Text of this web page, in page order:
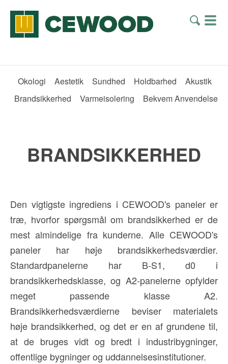
Okologi Aestetik Sundhed Holdbarhed
Akustik
Brandsikkerhed
Varmeisolering Bekvem Anvendelse
BRANDSIKKERHED
Den vigtigste ingrediens i CEWOOD's paneler er
træ, hvorfor spørgsmål om brandsikkerhed er de
mest almindelige fra kunderne. Alle CEWOOD's
paneler har høje brandsikkerhedsværdier.
Standardpanelerne har B-S1, d0 i
brandsikkerhedsklasse, og A2-panelerne opfylder
meget passende klasse A2.
Brandsikkerhedsværdierne beviser materialets
høje brandsikkerhed, og det er en af grundene til,
at de bruges vidt og bredt i industribygninger,
offentlige bygninger og uddannelsesinstitutioner.